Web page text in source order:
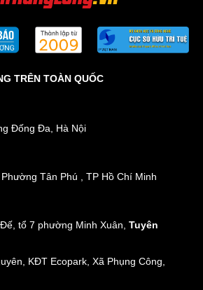
TRÊN TOÀN QUỐC
Đống Đa, Hà Nội
Tân Phú , TP Hồ Chí Minh
tổ 7 phường Minh Xuân, Tuyên
KĐT Ecopark, Xã Phụng Công,